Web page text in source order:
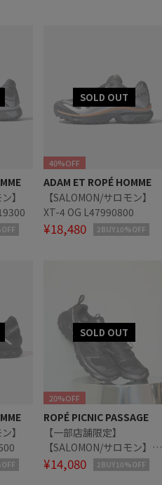
】
40%OFF
ADAM ET ROPÉ HOMME
【SALOMON/サロモン】
XT-4 OG L47990800
¥18,480 2BUY10%OFF
】
20%OFF
ROPÉ PICNIC PASSAGE
【一部店舗限定】
【SALOMON/サロモン】X-
ADVENTURE GORE-TEX
¥14,080 2BUY10%OFF